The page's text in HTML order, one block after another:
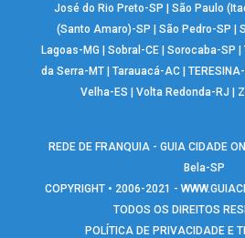
José do Rio Preto-SP | São Paulo
(Santo Amaro)-SP | São Pedro-SP |
Lagoas-MG |Sobral-CE |Sorocaba-SP |
da Serra-MT| Tarauacá-AC|
Velha-ES | Volta Redonda-RJ |
REDE DE FRANQUIA - GUIA CIDADE
Bela-SP
COPYRIGHT • 2006-2021 -
TODOS OS DIREITOS
POLÍTICA DE PRIVACIDADE E